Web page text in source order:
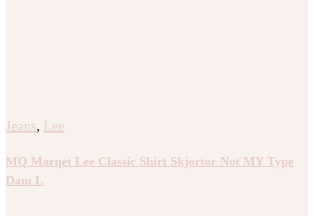
Jeans, Lee
MQ Marqet Lee Classic Shirt Skjortor Not MY Type
Dam L